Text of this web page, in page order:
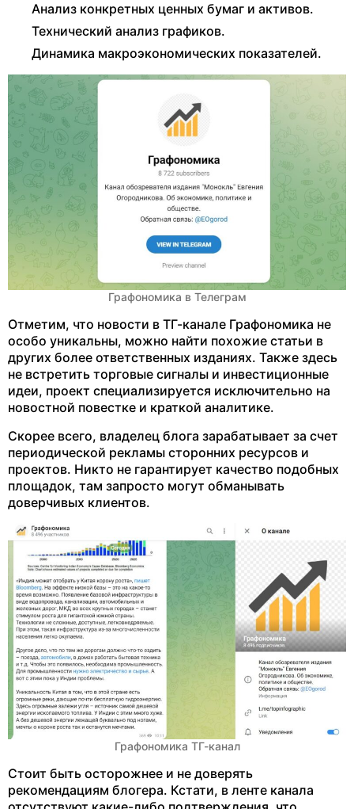
Анализ конкретных ценных бумаг и активов.
Технический анализ графиков.
Динамика макроэкономических показателей.
Графономика в Телеграм
Отметим, что новости в ТГ-канале Графономика не
особо уникальны, можно найти похожие статьи в
других более ответственных изданиях. Также здесь
не встретить торговые сигналы и инвестиционные
идеи, проект специализируется исключительно на
новостной повестке и краткой аналитике.
Скорее всего, владелец блога зарабатывает за счет
периодической рекламы сторонних ресурсов и
проектов. Никто не гарантирует качество подобных
площадок, там запросто могут обманывать
доверчивых клиентов.
Графономика ТГ-канал
Стоит быть осторожнее и не доверять
рекомендациям блогера. Кстати, в ленте канала